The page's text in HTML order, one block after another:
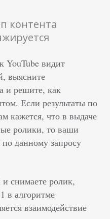
контента
YouTube видит
выясните
и решите, как
Если результаты по
кажется, что в выдаче
ролики, то ваши
данному запросу
снимаете ролик,
в алгоритме
взаимодействие